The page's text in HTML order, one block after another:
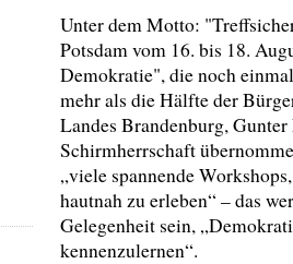
Unter dem Motto:
Potsdam vom 16. bis 18.
Demokratie", die noch
mehr als die Hälfte der
Landes Brandenburg,
Schirmherrschaft
„viele spannende
hautnah zu erleben“ – das
Gelegenheit sein,
kennenzulernen“.